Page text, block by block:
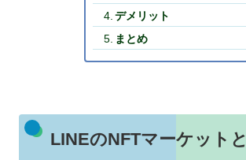
デメリット
まとめ
LINEのNFTマーケット